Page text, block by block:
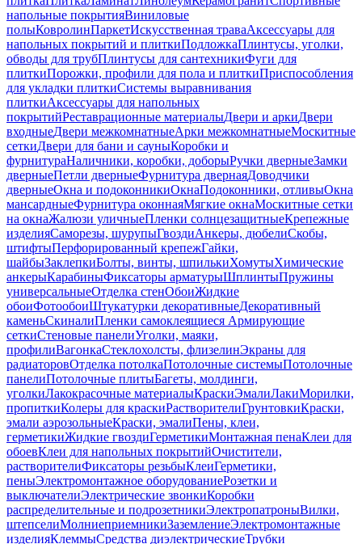
напольные покрытияВиниловые
полыКовролинПаркетИскусственная траваАксессуары для
напольных покрытий и плиткиПодложкаПлинтусы, уголки,
обводы для трубПлинтусы для сантехникиФуги для
плиткиПорожки, профили для пола и плиткиПриспособления
для укладки плиткиСистемы выравнивания
плиткиАксессуары для напольных
покрытийРеставрационные материалыДвери и аркиДвери
входныеДвери межкомнатныеАрки межкомнатныеМоскитные
сеткиДвери для бани и сауныКоробки и
фурнитураНаличники, коробки, доборыРучки дверныеЗамки
дверныеПетли дверныеФурнитура двернаяДоводчики
дверныеОкна и подоконникиОкнаПодоконники, отливыОкна
мансардныеФурнитура оконнаяМягкие окнаМоскитные сетки
на окнаЖалюзи уличныеПленки солнцезащитныеКрепежные
изделияСаморезы, шурупыГвоздиАнкеры, дюбелиСкобы,
штифтыПерфорированный крепежГайки,
шайбыЗаклепкиБолты, винты, шпилькиХомутыХимические
анкерыКарабиныФиксаторы арматурыШплинтыПружины
универсальныеОтделка стенОбоиЖидкие
обоиФотообоиШтукатурки декоративныеДекоративный
каменьСкиналиПленки самоклеящиеся Армирующие
сеткиСтеновые панелиУголки, маяки,
профилиВагонкаСтеклохолсты, флизелинЭкраны для
радиаторовОтделка потолкаПотолочные системыПотолочные
панелиПотолочные плитыБагеты, молдинги,
уголкиЛакокрасочные материалыКраскиЭмалиЛакиМорилки,
пропиткиКолеры для краскиРастворителиГрунтовкиКраски,
эмали аэрозольныеКраски, эмалиПены, клеи,
герметикиЖидкие гвоздиГерметикиМонтажная пенаКлеи для
обоевКлеи для напольных покрытийОчистители,
растворителиФиксаторы резьбыКлеиГерметики,
пеныЭлектромонтажное оборудованиеРозетки и
выключателиЭлектрические звонкиКоробки
распределительные и подрозетникиЭлектропатроныВилки,
штепселиМолниеприемникиЗаземлениеЭлектромонтажные
изделияКлеммыСредства диэлектрическиеТрубки